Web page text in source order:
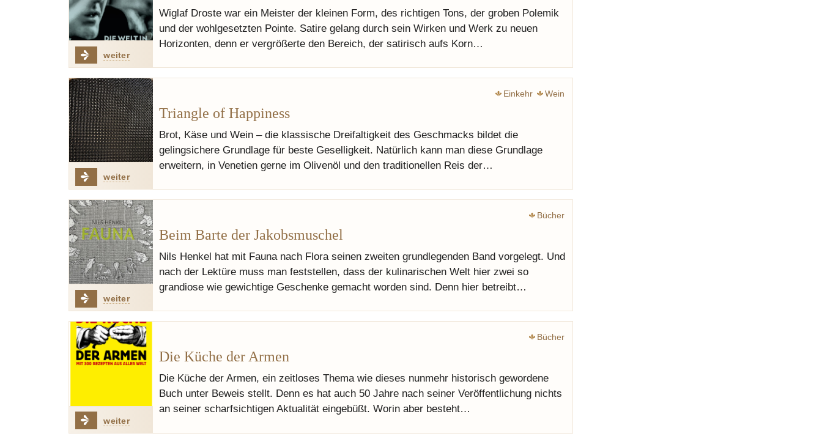
weiter
Wiglaf Droste war ein Meister der kleinen Form, des richtigen Tons, der groben Polemik
und der wohlgesetzten Pointe. Satire gelang durch sein Wirken und Werk zu neuen
Horizonten, denn er vergrößerte den Bereich, der satirisch aufs Korn…
weiter
Einkehr Wein
Triangle of Happiness
Brot, Käse und Wein – die klassische Dreifaltigkeit des Geschmacks bildet die
gelingsichere Grundlage für beste Geselligkeit. Natürlich kann man diese Grundlage
erweitern, in Venetien gerne im Olivenöl und den traditionellen Reis der…
weiter
Bücher
Beim Barte der Jakobsmuschel
Nils Henkel hat mit Fauna nach Flora seinen zweiten grundlegenden Band vorgelegt. Und
nach der Lektüre muss man feststellen, dass der kulinarischen Welt hier zwei so
grandiose wie gewichtige Geschenke gemacht worden sind. Denn hier betreibt…
weiter
Bücher
Die Küche der Armen
Die Küche der Armen, ein zeitloses Thema wie dieses nunmehr historisch gewordene
Buch unter Beweis stellt. Denn es hat auch 50 Jahre nach seiner Veröffentlichung nichts
an seiner scharfsichtigen Aktualität eingebüßt. Worin aber besteht…